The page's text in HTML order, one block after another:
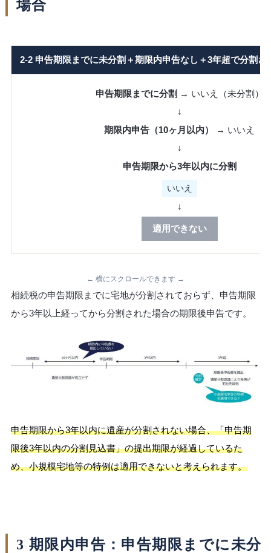
場合
2-2 申告期限までに未分割＋期限内申告なし＋3年超で分割さ
申告期限までに分割 → いいえ（未分割）
↓
期限内申告（10ヶ月以内）
→ いいえ
↓
申告期限から3年以内に分割
いいえ
↓
適用できない
← 横にスクロールできます →
相続税の申告期限までに宅地が分割されておらず、申告期限
から3年以上経ってから分割された場合の期限後申告です。
申告期限から3年以内に遺産が分割されない場合、「申告期
限後3年以内の分割見込書」の提出期限が経過しているた
め、小規模宅地等の特例は適用できないと考えられます。
3 期限内申告：申告期限までに未分